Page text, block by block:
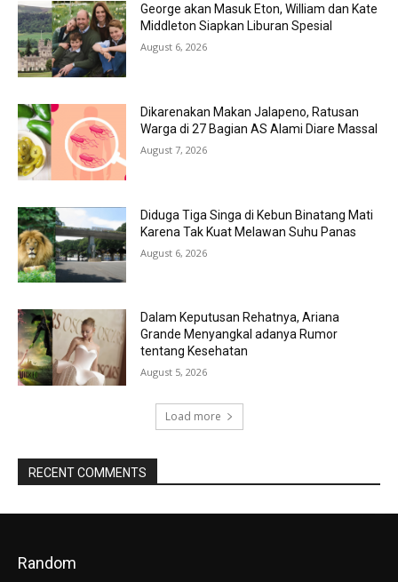
George akan Masuk Eton, William dan Kate
Middleton Siapkan Liburan Spesial
August 6, 2026
Dikarenakan Makan Jalapeno, Ratusan
Warga di 27 Bagian AS Alami Diare Massal
August 7, 2026
Diduga Tiga Singa di Kebun Binatang Mati
Karena Tak Kuat Melawan Suhu Panas
August 6, 2026
Dalam Keputusan Rehatnya, Ariana
Grande Menyangkal adanya Rumor
tentang Kesehatan
August 5, 2026
Load more
RECENT COMMENTS
Random